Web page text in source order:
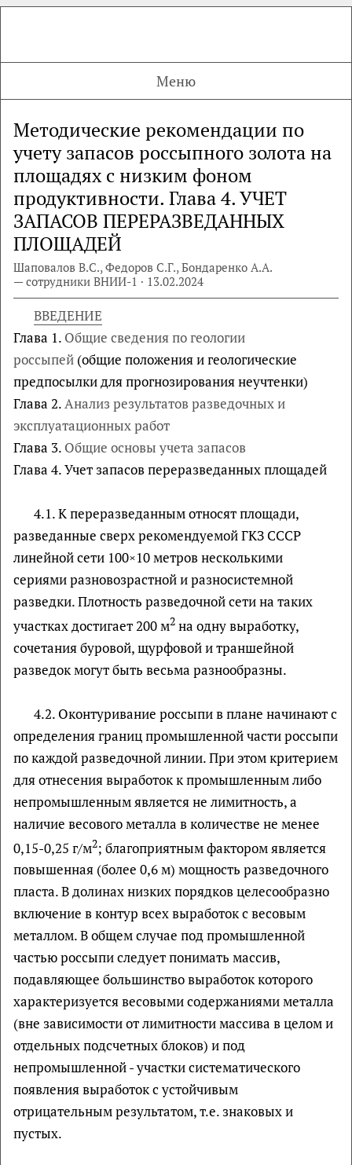
Меню
Методические рекомендации по
учету запасов россыпного золота на
площадях с низким фоном
продуктивности. Глава 4. УЧЕТ
ЗАПАСОВ ПЕРЕРАЗВЕДАННЫХ
ПЛОЩАДЕЙ
Шаповалов В.С., Федоров С.Г., Бондаренко А.А.
— сотрудники ВНИИ-1 · 13.02.2024
ВВЕДЕНИЕ
Глава 1. Общие сведения по геологии
россыпей (общие положения и геологические
предпосылки для прогнозирования неучтенки)
Глава 2.Анализ результатов разведочных и
эксплуатационных работ
Глава 3. Общие основы учета запасов
Глава 4. Учет запасов переразведанных площадей
4.1. К переразведанным относят площади,
разведанные сверх рекомендуемой ГКЗ СССР
линейной сети 100×10 метров несколькими
сериями разновозрастной и разносистемной
разведки. Плотность разведочной сети на таких
участках достигает 200 м2 на одну выработку,
сочетания буровой, щурфовой и траншейной
разведок могут быть весьма разнообразны.
4.2. Оконтуривание россыпи в плане начинают с
определения границ промышленной части россыпи
по каждой разведочной линии. При этом критерием
для отнесения выработок к промышленным либо
непромышленным является не лимитность, а
наличие весового металла в количестве не менее
0,15-0,25 г/м2; благоприятным фактором является
повышенная (более 0,6 м) мощность разведочного
пласта. В долинах низких порядков целесообразно
включение в контур всех выработок с весовым
металлом. В общем случае под промышленной
частью россыпи следует понимать массив,
подавляющее большинство выработок которого
характеризуется весовыми содержаниями металла
(вне зависимости от лимитности массива в целом и
отдельных подсчетных блоков) и под
непромышленной - участки систематического
появления выработок с устойчивым
отрицательным результатом, т.е. знаковых и
пустых.